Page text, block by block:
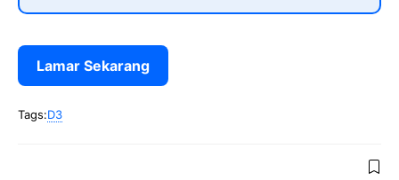
Lamar Sekarang
Tags:D3